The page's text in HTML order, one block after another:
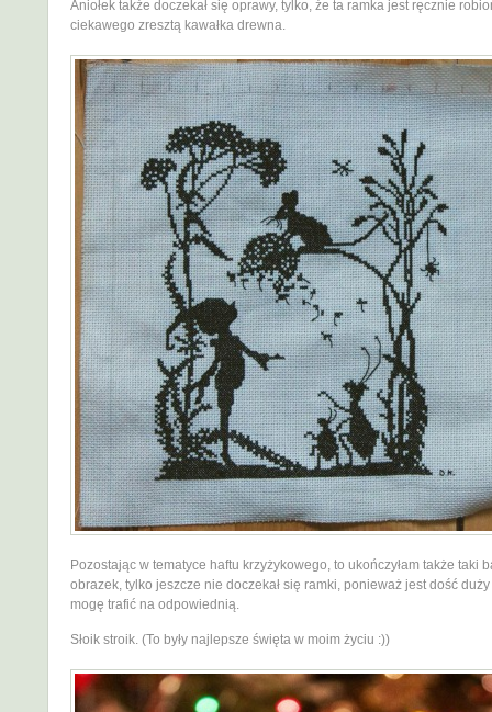
Aniołek także doczekał się oprawy, tylko, że ta ramka jest ręcznie
ciekawego zresztą kawałka drewna.
Pozostając w tematyce haftu krzyżykowego, to ukończyłam także taki
obrazek, tylko jeszcze nie doczekał się ramki, ponieważ jest dość
mogę trafić na odpowiednią.
Słoik stroik. (To były najlepsze święta w moim życiu :))